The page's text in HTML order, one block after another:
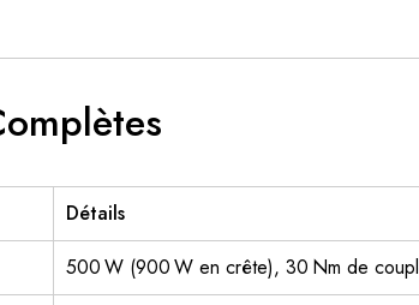
Détails
500 W (900 W en crête), 30 Nm de